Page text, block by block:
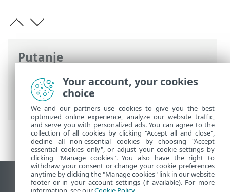
Putanje
ESET-ova online pomoć> ESET Business
Account >Koristeći portal ESET Business
Account> ESET Cloud Office Security
Prikaži stranicu za radnu površinu
Your account, your cookies
choice
We and our partners use cookies to give you the best
optimized online experience, analyze our website traffic,
and serve you with personalized ads. You can agree to the
collection of all cookies by clicking "Accept all and close",
decline all non-essential cookies by choosing "Accept
essential cookies only", or adjust your cookie settings by
clicking "Manage cookies". You also have the right to
withdraw your consent or change your cookie preferences
anytime by clicking the "Manage cookies" link in our website
footer or in your account settings (if available). For more